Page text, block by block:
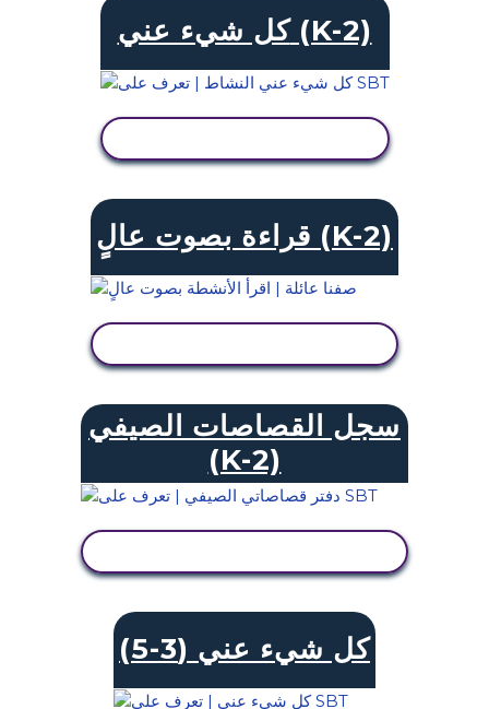
كل شيء عني (K-2)
قراءة بصوت عالٍ (K-2)
سجل القصاصات الصيفي
(K-2)
كل شيء عني (3-5)